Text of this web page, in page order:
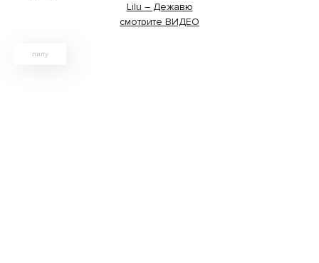
Lilu – Дежавю
смотрите ВИДЕО
лилу